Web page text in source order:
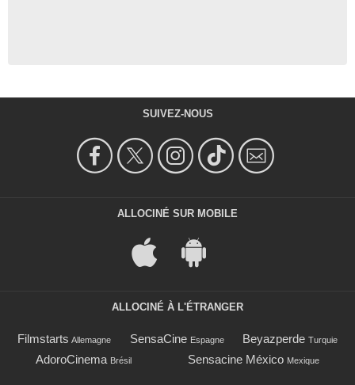
SUIVEZ-NOUS
ALLOCINÉ SUR MOBILE
ALLOCINÉ À L'ÉTRANGER
Filmstarts Allemagne SensaCine Espagne Beyazperde Turquie
AdoroCinema Brésil Sensacine México Mexique